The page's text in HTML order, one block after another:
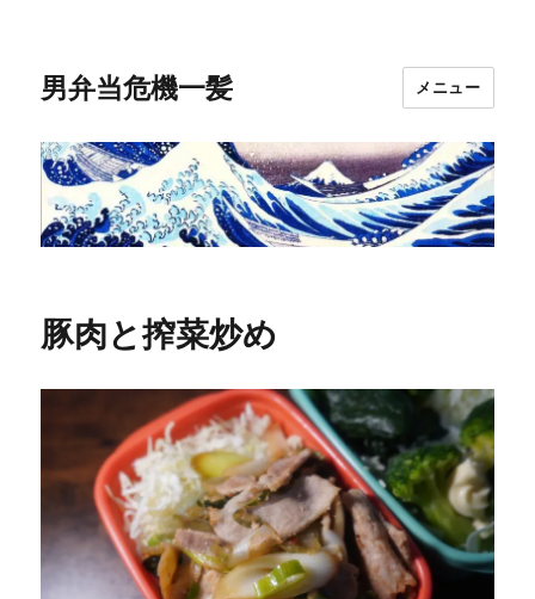
男弁当危機一髪 メニュー
豚肉と搾菜炒め